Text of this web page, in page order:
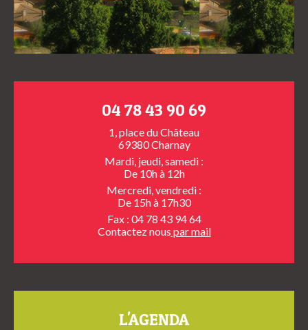
04 78 43 90 69
1, place du Château
69380 Charnay
Mardi, jeudi, samedi :
De 10h à 12h
Mercredi, vendredi :
De 15h à 17h30
Fax : 04 78 43 94 64
Contactez nous par mail
L'AGENDA